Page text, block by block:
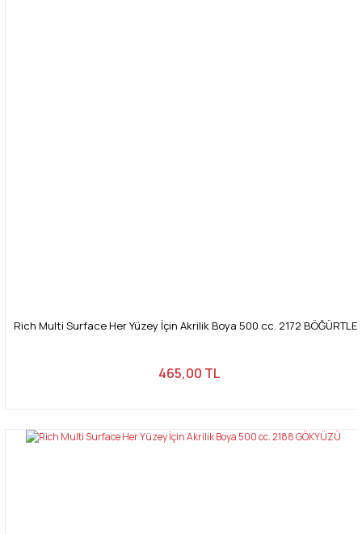
Rich Multi Surface Her Yüzey İçin Akrilik Boya 500 cc. 2172
465,00 TL